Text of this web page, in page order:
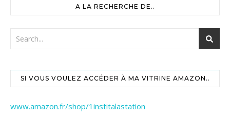
A LA RECHERCHE DE..
SI VOUS VOULEZ ACCÉDER À MA VITRINE AMAZON..
www.amazon.fr/shop/1institalastation